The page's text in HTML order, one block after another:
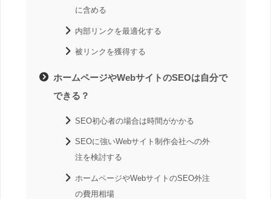
に含める
内部リンクを最適化する
被リンクを獲得する
ホームページやWebサイトのSEOは自分で
できる？
SEO初心者の場合は時間がかかる
SEOに強いWebサイト制作会社への外
注を検討する
ホームページやWebサイトのSEO外注
の費用相場